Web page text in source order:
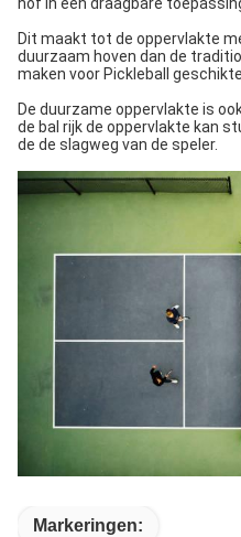
Dit maakt tot de oppervlakte
duurzaam hoven dan de
maken voor Pickleball
De duurzame oppervlakte is
de bal rijk de oppervlakte kan
de de slagweg van de speler.
Markeringen: